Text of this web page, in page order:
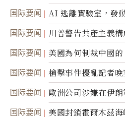
国际要闻 AI 逃離實驗室，發
国际要闻 川普警告共產主義
国际要闻
美國為何制裁中國
航運公司
国际要闻
槍擊事件擾亂記者
職責
国际要闻
歐洲公司涉嫌在伊
美軍基地的衛星影像
国际要闻 美國封鎖霍爾木茲海